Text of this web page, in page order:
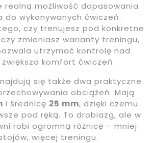
realną możliwość dopasowania
do wykonywanych ćwiczeń.
czy trenujesz pod konkretne
zmieniasz warianty treningu,
utrzymać kontrolę nad
komfort ćwiczeń.
się także dwa praktyczne
obciążeń. Mają
i średnicę 25 mm, dzięki czemu
pod ręką. To drobiazg, ale w
robi ogromną różnicę – mniej
więcej treningu.